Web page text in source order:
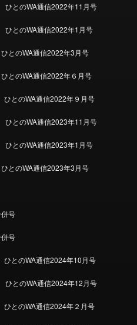
ひとのWA通信2022年11月号
ひとのWA通信2022年1月号
ひとのWA通信2022年3月号
ひとのWA通信2022年６月号
ひとのWA通信2022年９月号
ひとのWA通信2023年11月号
ひとのWA通信2023年1月号
ひとのWA通信2023年3月号
号
号
ひとのWA通信2024年10月号
ひとのWA通信2024年12月号
ひとのWA通信2024年２月号